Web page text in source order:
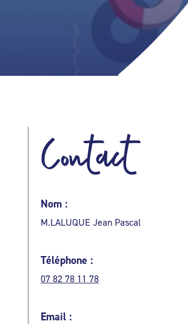
Contact
Nom :
M.LALUQUE Jean Pascal
Téléphone :
07 82 78 11 78
Email :